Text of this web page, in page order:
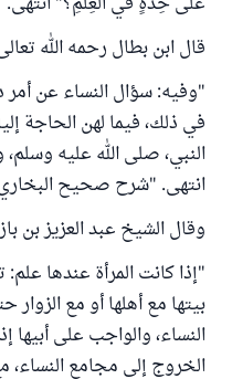
قال ابن بطال رحمه الله
"وفيه: سؤال النساء عن أمر
في ذلك، فيما لهن الحاجة
النبي، صلى الله عليه
انتهى. "شرح صحيح البخاري" (1/
وقال الشيخ عبد العزيز بن
"إذا كانت المرأة عندها
بيتها مع أهلها أو مع
النساء، والواجب على أبيها
الخروج إلى مجامع النساء،